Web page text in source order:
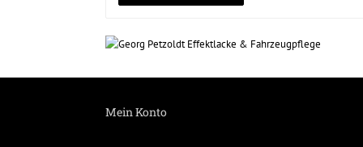
Mein Konto